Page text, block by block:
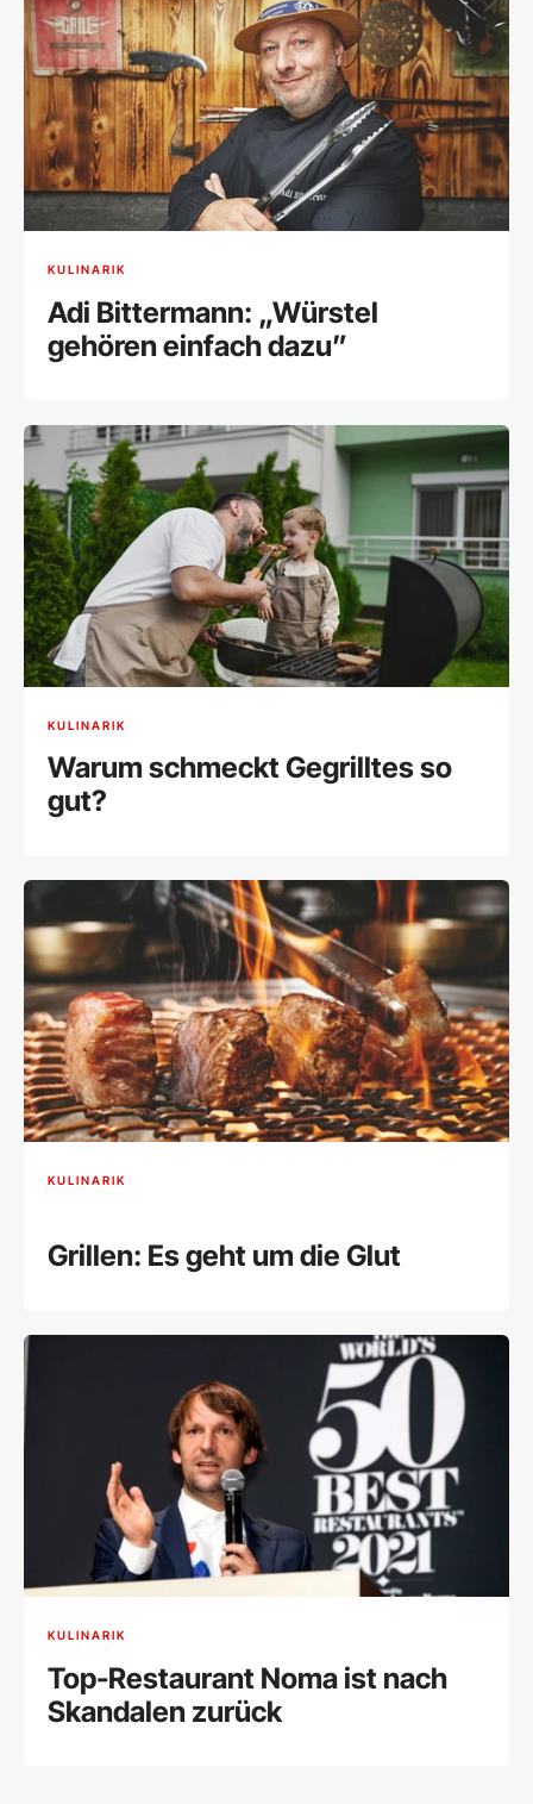
KULINARIK
Adi Bittermann: „Würstel
gehören einfach dazu”
KULINARIK
Warum schmeckt Gegrilltes so
gut?
KULINARIK
Grillen: Es geht um die Glut
KULINARIK
Top-Restaurant Noma ist nach
Skandalen zurück